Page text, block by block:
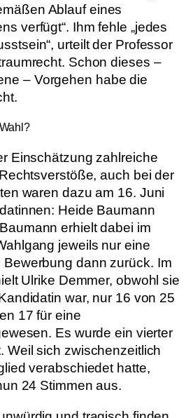
Ablauf eines
verfügt“. Ihm fehle „jedes
urteilt der Professor
Schon dieses –
– Vorgehen habe die
Einschätzung zahlreiche
auch bei der
waren dazu am 16. Juni
Heide Baumann
erhielt dabei im
jeweils nur eine
dann zurück. Im
Ulrike Demmer, obwohl sie
war, nur 16 von 25
17 für eine
Es wurde ein vierter
Weil sich zwischenzeitlich
verabschiedet hatte,
24 Stimmen aus.